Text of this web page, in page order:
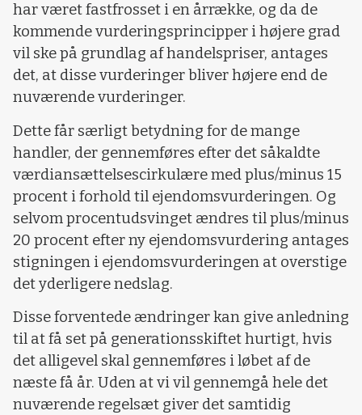
har været fastfrosset i en årrække, og da de
kommende vurderingsprincipper i højere grad
vil ske på grundlag af handelspriser, antages
det, at disse vurderinger bliver højere end de
nuværende vurderinger.
Dette får særligt betydning for de mange
handler, der gennemføres efter det såkaldte
værdiansættelsescirkulære med plus/minus 15
procent i forhold til ejendomsvurderingen. Og
selvom procentudsvinget ændres til plus/minus
20 procent efter ny ejendomsvurdering antages
stigningen i ejendomsvurderingen at overstige
det yderligere nedslag.
Disse forventede ændringer kan give anledning
til at få set på generationsskiftet hurtigt, hvis
det alligevel skal gennemføres i løbet af de
næste få år. Uden at vi vil gennemgå hele det
nuværende regelsæt giver det samtidig